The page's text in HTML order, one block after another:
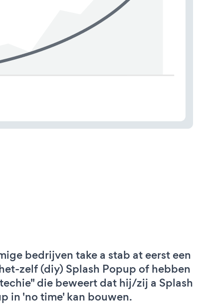
bedrijven take a stab at eerst een
zelf (diy) Splash Popup of hebben
die beweert dat hij/zij a Splash
in 'no time' kan bouwen.